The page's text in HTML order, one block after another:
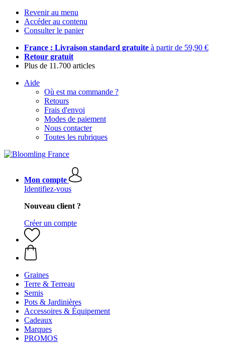
Revenir au menu
Accéder au contenu
Consulter le panier
France : Livraison standard gratuite à partir de 59,90 €
Retour gratuit
Plus de 11.700 articles
Aide
Où est ma commande ?
Retours
Frais d'envoi
Modes de paiement
Nous contacter
Toutes les rubriques
Mon compte
Identifiez-vous
Nouveau client ?
Créer un compte
Graines
Terre & Terreau
Semis
Pots & Jardinières
Accessoires & Équipement
Cadeaux
Marques
PROMOS